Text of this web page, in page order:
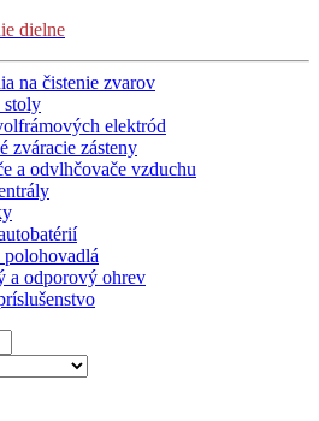
dielne
na čistenie zvarov
stoly
elektród
zváracie zásteny
a odvlhčovače vzduchu
polohovadlá
a odporový ohrev